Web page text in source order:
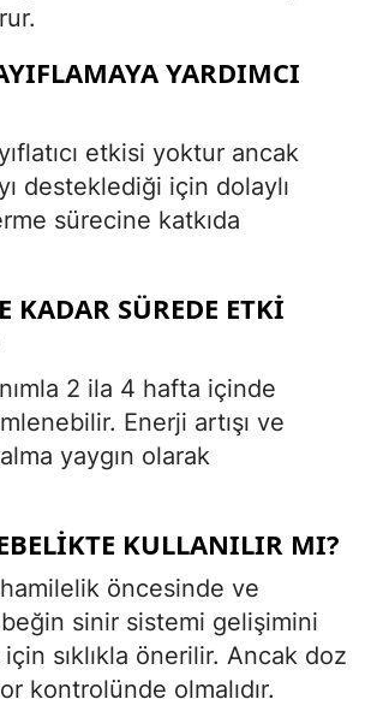
YARDIMCI
etkisi yoktur ancak
desteklediği için dolaylı
sürecine katkıda
KADAR SÜREDE ETKI
2 ila 4 hafta içinde
Enerji artışı ve
yaygın olarak
KULLANILIR MI?
öncesinde ve
sinir sistemi gelişimini
sıklıkla önerilir. Ancak doz
kontrolünde olmalıdır.